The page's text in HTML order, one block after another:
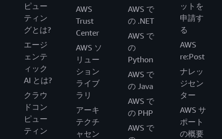
ピュー
ティン
グとは?
エージ
ェンテ
ィック
AI とは?
クラウ
ドコン
ピュー
ティン
AWS
Trust
Center
AWS ソ
リュー
ション
ライブ
ラリ
アーキ
テクチ
ャセン
AWS で
の .NET
AWS で
の
Python
AWS で
の Java
AWS で
の PHP
AWS で
ットを
申請す
る
AWS
re:Post
ナレッ
ジセン
ター
AWS サ
ポート
の概要